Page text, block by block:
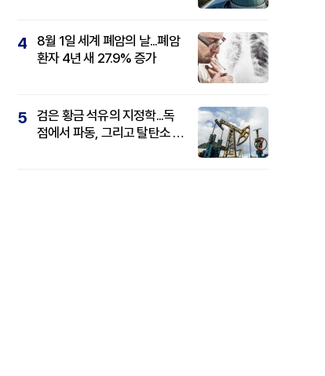
4
8월 1일 세계 폐암의 날...폐암
환자 4년 새 27.9% 증가
5
검은 황금 석유의 지정학...독
점에서 파동, 그리고 탈탄소 패